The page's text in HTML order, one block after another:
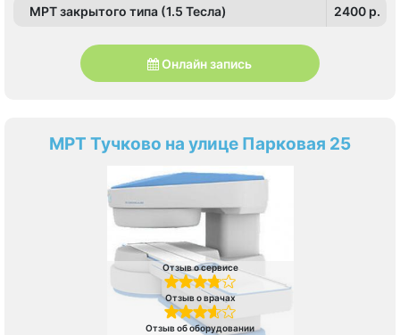
МРТ закрытого типа (1.5 Тесла) 2400 p.
Онлайн запись
МРТ Тучково на улице Парковая 25
Отзыв о сервисе
Отзыв о врачах
Отзыв об оборудовании